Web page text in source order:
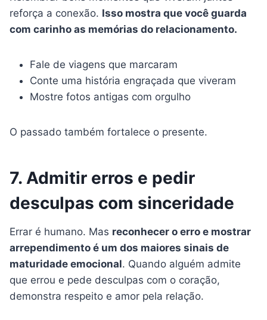
reforça a conexão. Isso mostra que você guarda
com carinho as memórias do relacionamento.
Fale de viagens que marcaram
Conte uma história engraçada que viveram
Mostre fotos antigas com orgulho
O passado também fortalece o presente.
7. Admitir erros e pedir
desculpas com sinceridade
Errar é humano. Mas reconhecer o erro e mostrar
arrependimento é um dos maiores sinais de
maturidade emocional. Quando alguém admite
que errou e pede desculpas com o coração,
demonstra respeito e amor pela relação.